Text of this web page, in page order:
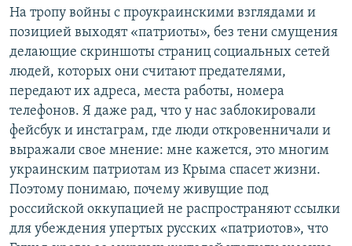
На тропу войны с проукраинскими взглядами и
позицией выходят «патриоты», без тени смущения
делающие скриншоты страниц социальных сетей
людей, которых они считают предателями,
передают их адреса, места работы, номера
телефонов. Я даже рад, что у нас заблокировали
фейсбук и инстаграм, где люди откровенничали и
выражали свое мнение: мне кажется, это многим
украинским патриотам из Крыма спасет жизни.
Поэтому понимаю, почему живущие под
российской оккупацией не распространяют ссылки
для убеждения упертых русских «патриотов», что